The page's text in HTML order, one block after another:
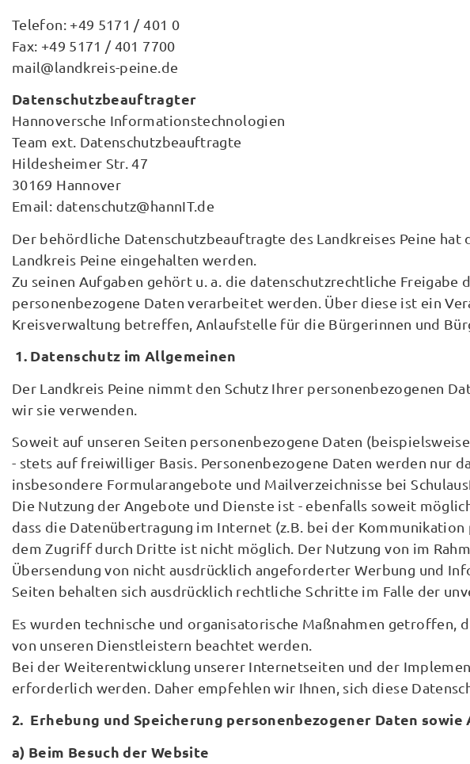
Telefon: +49 5171 / 401 0
Fax: +49 5171 / 401 7700
mail@landkreis-peine.de
Datenschutzbeauftragter
Hannoversche Informationstechnologien
Team ext. Datenschutzbeauftragte
Hildesheimer Str. 47
30169 Hannover
Email: datenschutz@hannIT.de
Der behördliche Datenschutzbeauftragte des Landkreises Peine
Landkreis Peine eingehalten werden.
Zu seinen Aufgaben gehört u. a. die datenschutzrechtliche
personenbezogene Daten verarbeitet werden. Über diese ist ein
Kreisverwaltung betreffen, Anlaufstelle für die Bürgerinnen und
1. Datenschutz im Allgemeinen
Der Landkreis Peine nimmt den Schutz Ihrer personenbezogenen
wir sie verwenden.
Soweit auf unseren Seiten personenbezogene Daten
- stets auf freiwilliger Basis. Personenbezogene Daten werden nur
insbesondere Formularangebote und Mailverzeichnisse bei
Die Nutzung der Angebote und Dienste ist - ebenfalls soweit
dass die Datenübertragung im Internet (z.B. bei der
dem Zugriff durch Dritte ist nicht möglich. Der Nutzung von im
Übersendung von nicht ausdrücklich angeforderter Werbung und
Seiten behalten sich ausdrücklich rechtliche Schritte im Falle der
Es wurden technische und organisatorische Maßnahmen getroffen,
von unseren Dienstleistern beachtet werden.
Bei der Weiterentwicklung unserer Internetseiten und der
erforderlich werden. Daher empfehlen wir Ihnen, sich diese
2. Erhebung und Speicherung personenbezogener Daten
a) Beim Besuch der Website